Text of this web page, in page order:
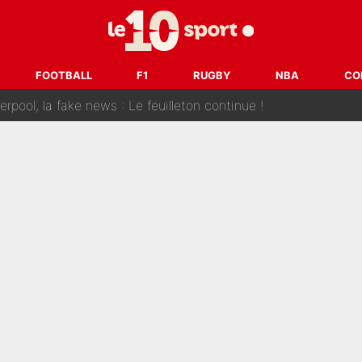
FOOTBALL F1 RUGBY NBA
et bientôt Fernando Alonso ? Le classement des pilotes les mieux
Barcola trop cher pour Liverpool
la fake news : Le feuilleton continue !